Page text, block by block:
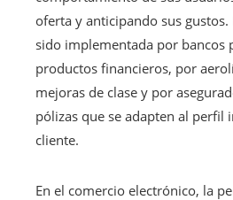
oferta y anticipando sus gustos.
sido implementada por bancos
productos financieros, por
mejoras de clase y por
pólizas que se adapten al perfil
cliente.
En el comercio electrónico, la